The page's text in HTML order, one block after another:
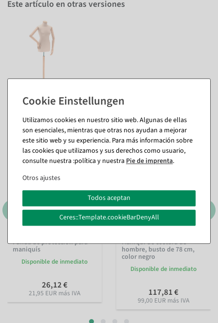
Este artículo en otras versiones
También te puede gustar (8)
Funda de protección para
maniquís
Disponible de inmediato
26,12 €
21,95 EUR más IVA
Maniquí de costura de
hombre, busto de 78 cm,
color negro
Disponible de inmediato
117,81 €
99,00 EUR más IVA
Utilizamos cookies en nuestro sitio web. Algunas de ellas
son esenciales, mientras que otras nos ayudan a mejorar
este sitio web y su experiencia. Para más información sobre
las cookies que utilizamos y sus derechos como usuario,
consulte nuestra :política y nuestra Pie de imprenta.
Otros ajustes
Todos aceptan
Ceres::Template.cookieBarDenyAll